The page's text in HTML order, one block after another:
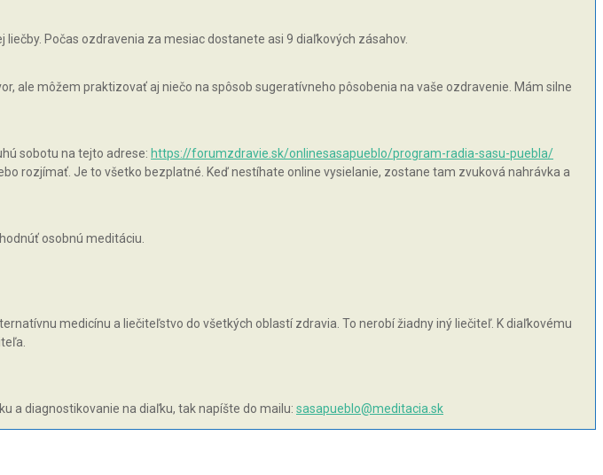
Počas ozdravenia za mesiac dostanete asi 9 diaľkových zásahov.
ale môžem praktizovať aj niečo na spôsob sugeratívneho pôsobenia na vaše ozdravenie. Mám silne
sobotu na tejto adrese: https://forumzdravie.sk/onlinesasapueblo/program-radia-sasu-puebla/
rozjímať. Je to všetko bezplatné. Keď nestíhate online vysielanie, zostane tam zvuková nahrávka a
osobnú meditáciu.
medicínu a liečiteľstvo do všetkých oblastí zdravia. To nerobí žiadny iný liečiteľ. K diaľkovému
a diagnostikovanie na diaľku, tak napíšte do mailu: sasapueblo@meditacia.sk